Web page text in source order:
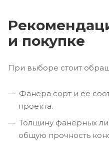
и покупке
При выборе стоит
Фанера сорт и её
проекта.
Толщину фанерных
общую прочность